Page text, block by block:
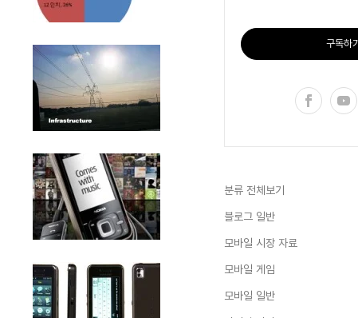
구독하기
분류 전체보기
블로그 일반
모바일 시장 자료
모바일 게임
모바일 일반